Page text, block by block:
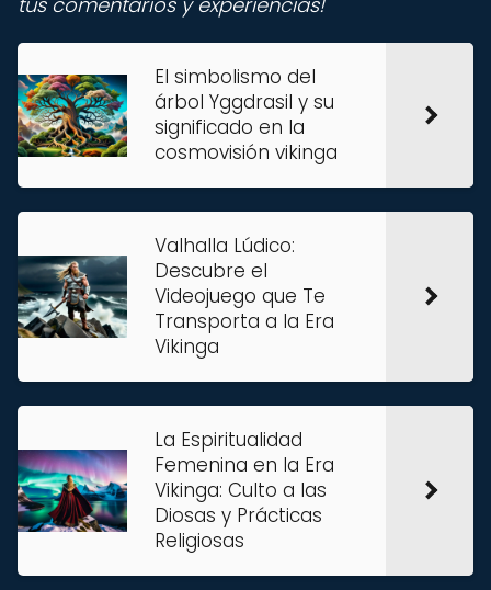
El simbolismo del
árbol Yggdrasil y su
significado en la
cosmovisión vikinga
Valhalla Lúdico:
Descubre el
Videojuego que Te
Transporta a la Era
Vikinga
La Espiritualidad
Femenina en la Era
Vikinga: Culto a las
Diosas y Prácticas
Religiosas